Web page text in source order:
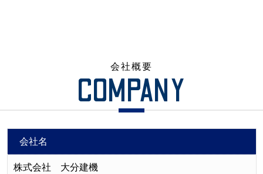
会社概要
COMPANY
会社名
株式会社 大分建機